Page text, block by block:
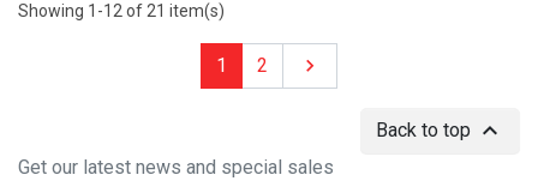
Showing 1-12 of 21 item(s)
1 2 Next

Back to top 
Get our latest news and special sales